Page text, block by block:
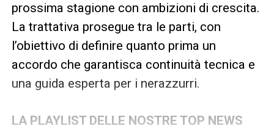
prossima stagione con ambizioni di crescita.
La trattativa prosegue tra le parti, con
l’obiettivo di definire quanto prima un
accordo che garantisca continuità tecnica e
una guida esperta per i nerazzurri.
LA PLAYLIST DELLE NOSTRE TOP NEWS